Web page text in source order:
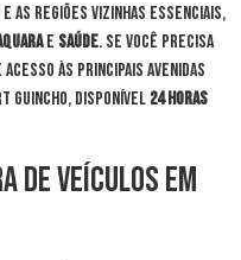
e as regiões vizinhas essenciais,
e Saúde. Se você precisa
acesso às principais avenidas
Guincho, disponível 24 horas
de Veículos em